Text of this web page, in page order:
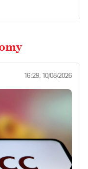
16:29, 10/08/2026